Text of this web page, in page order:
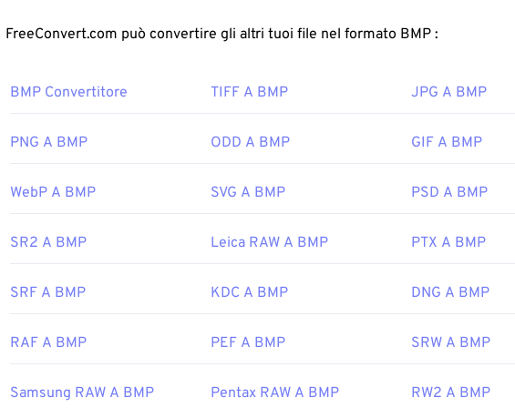
Il formato BMP può essere dipendente dal dispositivo o indipendente. Il
Microsoft. Nonostante l'associazione con Microsoft, un formato BMP
applicazioni.
Oltre ad aprire i file BMP, è possibile utilizzarne molte altre per crearli, come
CorelDRAW. Altre applicazioni che possono aprire i file BMP includono Adobe
FreeConvert.com può convertire gli altri tuoi file nel formato BMP :
BMP Convertitore TIFF A BMP JPG A BMP
PNG A BMP ODD A BMP GIF A BMP
WebP A BMP SVG A BMP PSD A BMP
SR2 A BMP Leica RAW A BMP PTX A BMP
SRF A BMP KDC A BMP DNG A BMP
RAF A BMP PEF A BMP SRW A BMP
Samsung RAW A BMP Pentax RAW A BMP RW2 A BMP